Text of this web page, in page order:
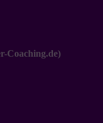
Coaching.de)